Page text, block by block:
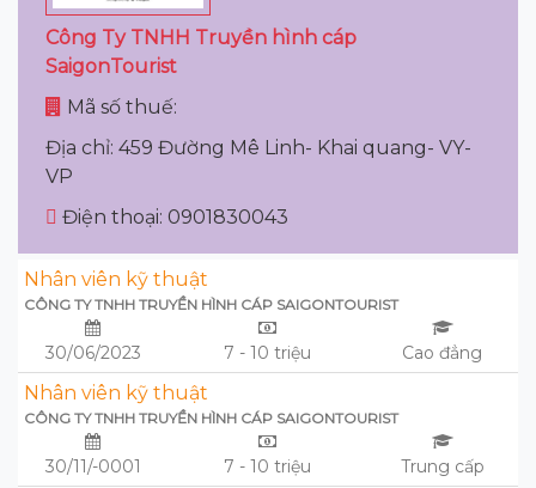
Công Ty TNHH Truyền hình cáp
SaigonTourist
Mã số thuế:
Địa chỉ: 459 Đường Mê Linh- Khai quang- VY-
VP
Điện thoại: 0901830043
Nhân viên kỹ thuật
CÔNG TY TNHH TRUYỀN HÌNH CÁP SAIGONTOURIST
30/06/2023 7 - 10 triệu Cao đẳng
Nhân viên kỹ thuật
CÔNG TY TNHH TRUYỀN HÌNH CÁP SAIGONTOURIST
30/11/-0001 7 - 10 triệu Trung cấp